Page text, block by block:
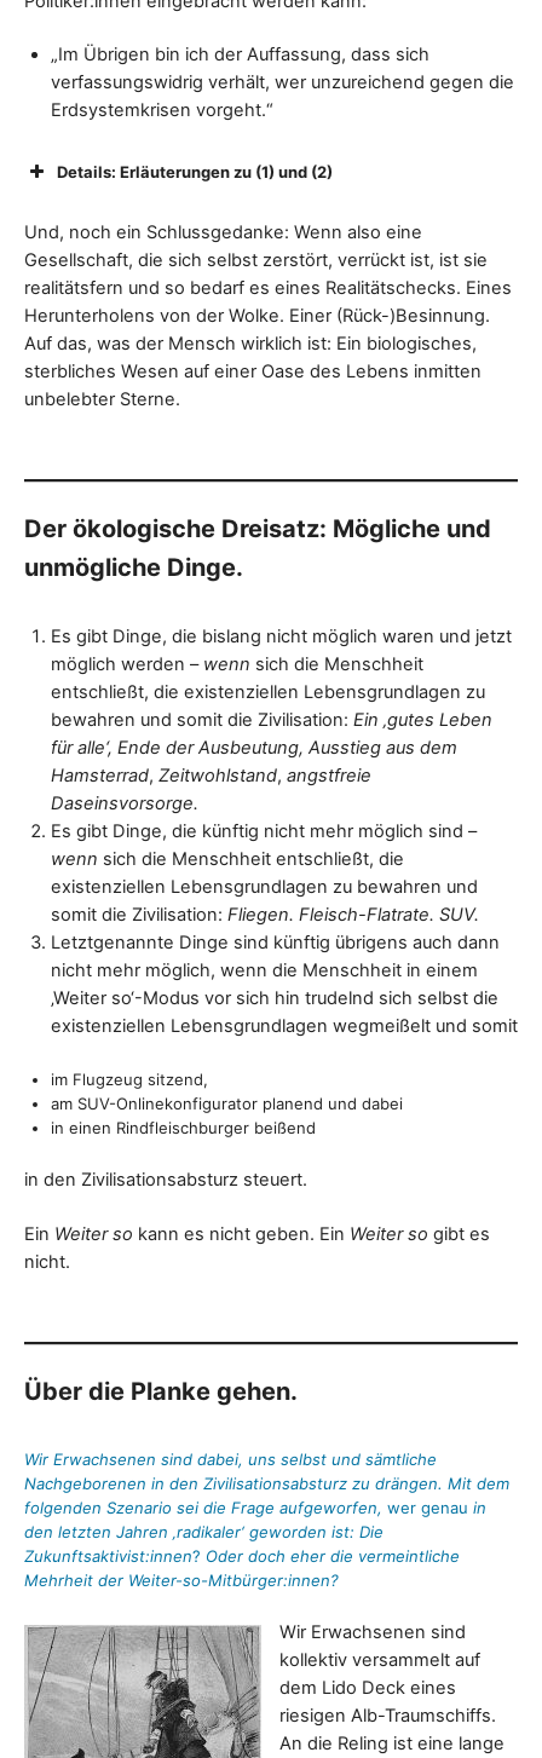
„Im Übrigen bin ich der Auffassung, dass sich
verfassungswidrig verhält, wer unzureichend gegen die
Erdsystemkrisen vorgeht.“
Details: Erläuterungen zu (1) und (2)
Süddeutsche Zeitung
Süddeutsche
Zeitung
https://www.sueddeutsche.de/wissen/klimawandel-
erde-menschheit-planetare-grenzen-ueberschritten-
zerstoerung-1.5892878
SPRACHE MACHT ZUKUNFT –
Ein klimagerechtes und zukunftsfähiges Vokabular
Und, noch ein Schlussgedanke: Wenn also eine
Gesellschaft, die sich selbst zerstört, verrückt ist, ist sie
realitätsfern und so bedarf es eines Realitätschecks. Eines
Herunterholens von der Wolke. Einer (Rück-)Besinnung.
Auf das, was der Mensch wirklich ist: Ein biologisches,
sterbliches Wesen auf einer Oase des Lebens inmitten
unbelebter Sterne.
Der ökologische Dreisatz: Mögliche und
unmögliche Dinge.
Es gibt Dinge, die bislang nicht möglich waren und jetzt
möglich werden – wenn sich die Menschheit
entschließt, die existenziellen Lebensgrundlagen zu
bewahren und somit die Zivilisation: Ein ‚gutes Leben
für alle‘, Ende der Ausbeutung, Ausstieg aus dem
Hamsterrad, Zeitwohlstand, angstfreie
Daseinsvorsorge.
Es gibt Dinge, die künftig nicht mehr möglich sind –
wenn sich die Menschheit entschließt, die
existenziellen Lebensgrundlagen zu bewahren und
somit die Zivilisation: Fliegen. Fleisch-Flatrate. SUV.
Letztgenannte Dinge sind künftig übrigens auch dann
nicht mehr möglich, wenn die Menschheit in einem
‚Weiter so‘-Modus vor sich hin trudelnd sich selbst die
existenziellen Lebensgrundlagen wegmeißelt und somit
im Flugzeug sitzend,
am SUV-Onlinekonfigurator planend und dabei
in einen Rindfleischburger beißend
in den Zivilisationsabsturz steuert.
Ein Weiter so kann es nicht geben. Ein Weiter so gibt es
nicht.
Über die Planke gehen.
Wir Erwachsenen sind dabei, uns selbst und sämtliche
Nachgeborenen in den Zivilisationsabsturz zu drängen. Mit dem
folgenden Szenario sei die Frage aufgeworfen, wer genau in
den letzten Jahren ‚radikaler‘ geworden ist: Die
Zukunftsaktivist:innen? Oder doch eher die vermeintliche
Mehrheit der Weiter-so-Mitbürger:innen?
Wir Erwachsenen sind
kollektiv versammelt auf
dem Lido Deck eines
riesigen Alb-Traumschiffs.
An die Reling ist eine lange